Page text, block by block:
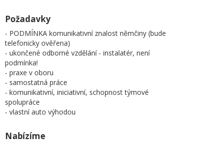
Požadavky
- PODMÍNKA komunikativní znalost němčiny (bude
telefonicky ověřena)
- ukončené odborné vzdělání - instalatér, není
podmínka!
- praxe v oboru
- samostatná práce
- komunikativní, iniciativní, schopnost týmové
spolupráce
- vlastní auto výhodou
Nabízíme